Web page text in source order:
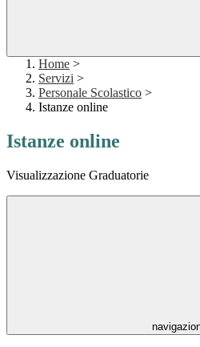
Home >
Servizi >
Personale Scolastico >
Istanze online
Istanze online
Visualizzazione Graduatorie